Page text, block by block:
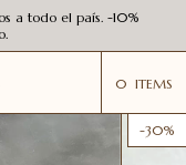
a todo el país. -10%
0 ITEMS
-30%